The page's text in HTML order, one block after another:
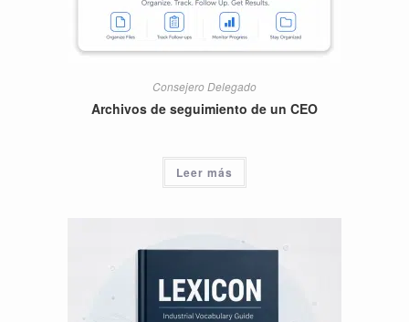
Consejero Delegado
Archivos de seguimiento de un CEO
Leer más